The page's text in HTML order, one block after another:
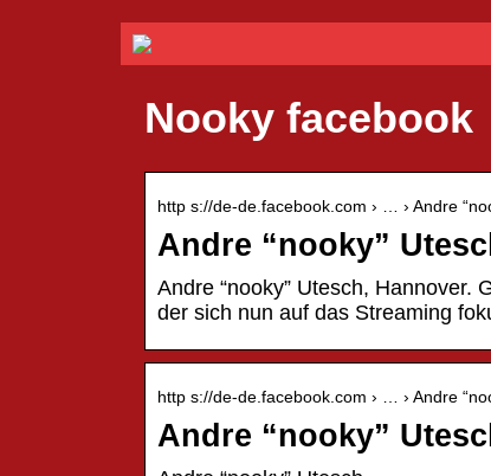
Nooky facebook
http s://de-de.facebook.com › … › Andre
Andre “nooky”
Andre “nooky” Utesch, Hannover.
der sich nun auf das Streaming
http s://de-de.facebook.com › … › Andre
Andre “nooky”